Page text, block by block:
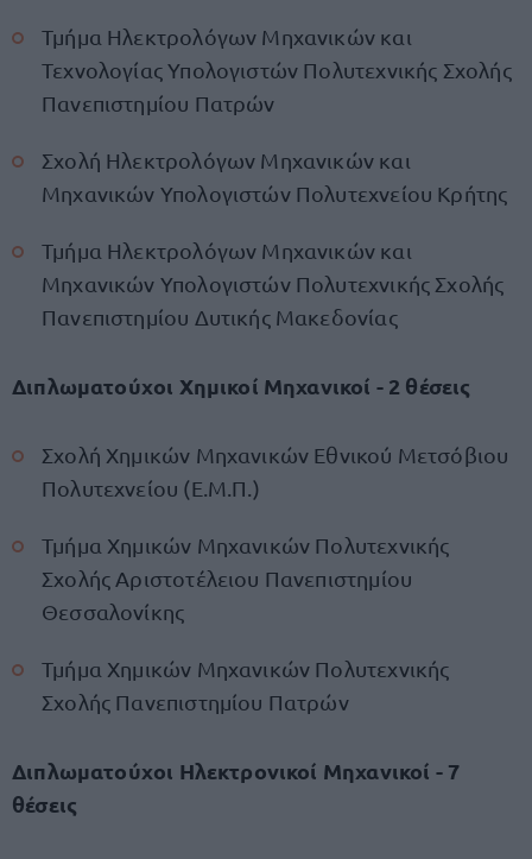
Τμήμα Ηλεκτρολόγων Μηχανικών και
Τεχνολογίας Υπολογιστών Πολυτεχνικής Σχολής
Πανεπιστημίου Πατρών
Σχολή Ηλεκτρολόγων Μηχανικών και
Μηχανικών Υπολογιστών Πολυτεχνείου Κρήτης
Τμήμα Ηλεκτρολόγων Μηχανικών και
Μηχανικών Υπολογιστών Πολυτεχνικής Σχολής
Πανεπιστημίου Δυτικής Μακεδονίας
Διπλωματούχοι Χημικοί Μηχανικοί - 2 θέσεις
Σχολή Χημικών Μηχανικών Εθνικού Μετσόβιου
Πολυτεχνείου (Ε.Μ.Π.)
Τμήμα Χημικών Μηχανικών Πολυτεχνικής
Σχολής Αριστοτέλειου Πανεπιστημίου
Θεσσαλονίκης
Τμήμα Χημικών Μηχανικών Πολυτεχνικής
Σχολής Πανεπιστημίου Πατρών
Διπλωματούχοι Ηλεκτρονικοί Μηχανικοί - 7
θέσεις